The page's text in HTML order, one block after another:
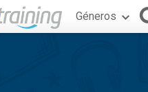
Géneros